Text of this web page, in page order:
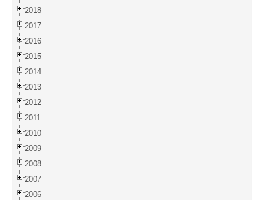
2018
2017
2016
2015
2014
2013
2012
2011
2010
2009
2008
2007
2006